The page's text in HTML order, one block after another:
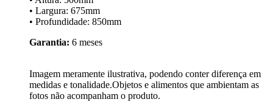
• Largura: 675mm
• Profundidade: 850mm
Garantia: 6 meses
Imagem meramente ilustrativa, podendo conter diferença em
medidas e tonalidade.Objetos e alimentos que ambientam as
fotos não acompanham o produto.